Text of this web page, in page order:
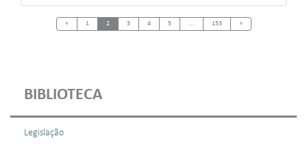
BIBLIOTECA
Legislação
«Previous1 2 3 4 5 ... 153 »Next